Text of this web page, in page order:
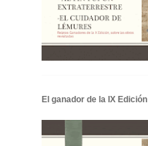
El ganador de la IX Edición